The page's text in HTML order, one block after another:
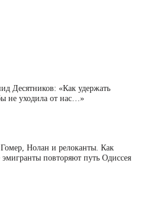
Десятников: «Как удержать
не уходила от нас…»
Гомер, Нолан и релоканты. Как
повторяют путь Одиссея